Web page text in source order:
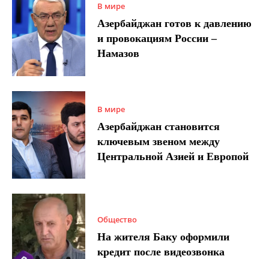
В мире
Азербайджан готов к давлению
и провокациям России –
Намазов
В мире
Азербайджан становится
ключевым звеном между
Центральной Азией и Европой
Общество
На жителя Баку оформили
кредит после видеозвонка